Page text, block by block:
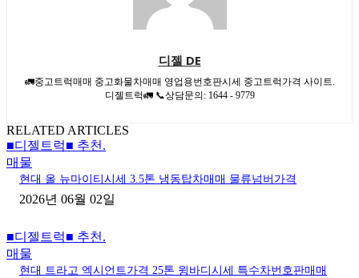
디젤 DE
🚛중고트럭매매 중고화물차매매 영업용번호판시세 중고트럭가격 사이트.
디젤트럭🚛 📞상담문의: 1644 - 9779
RELATED ARTICLES
■디젤트럭■ 추천.
매물
현대 올 뉴마이티시세 3.5톤 냉동탑차매매 물류넘버가격
2026년 06월 02일
■디젤트럭■ 추천.
매물
현대 트라고 엑시언트가격 25톤 윙바디시세 특수차번호판매매